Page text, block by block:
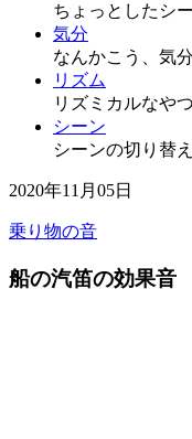
ちょっとしたシ
気分
なんかこう、気
リズム
リズミカルなやつ
シーン
シーンの切り替
2020年11月05日
乗り物の音
船の汽笛の効果音